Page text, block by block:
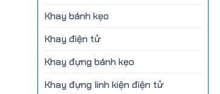
Khay bánh kẹo
Khay điện tử
Khay đựng bánh kẹo
Khay đựng linh kiện điện tử